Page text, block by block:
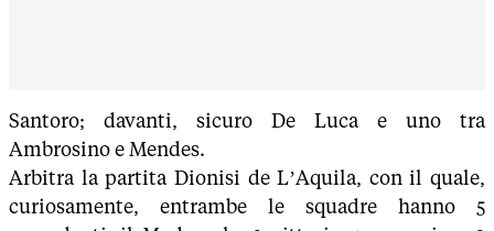
Santoro; davanti, sicuro De Luca e uno tra
Ambrosino e Mendes.
Arbitra la partita Dionisi de L’Aquila, con il quale,
curiosamente, entrambe le squadre hanno 5